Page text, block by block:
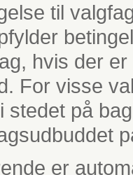
til
hvis der
For visse
på
er